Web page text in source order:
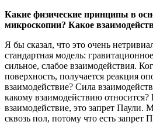
Какие физические принципы в
микроскопии? Какое
Я бы сказал, что это очень
стандартная модель:
сильное, слабое взаимодействия.
поверхность, получается реакция
взаимодействие? Сила
какому взаимодействию относится?
взаимодействие, это запрет Паули.
сквозь пол, потому что есть запрет